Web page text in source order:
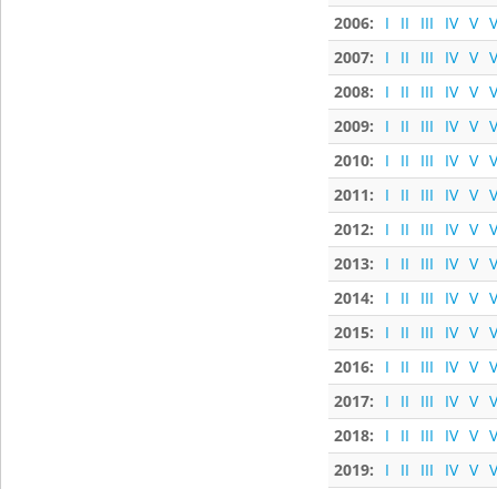
2006:
I II III IV V
2007:
I II III IV V
2008:
I II III IV V
2009:
I II III IV V
2010:
I II III IV V
2011:
I II III IV V
2012:
I II III IV V
2013:
I II III IV V
2014:
I II III IV V
2015:
I II III IV V
2016:
I II III IV V
2017:
I II III IV V
2018:
I II III IV V
2019:
I II III IV V